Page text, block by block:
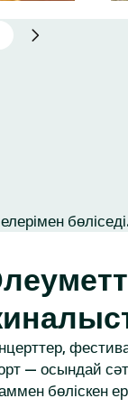
— осындай
бөліскен